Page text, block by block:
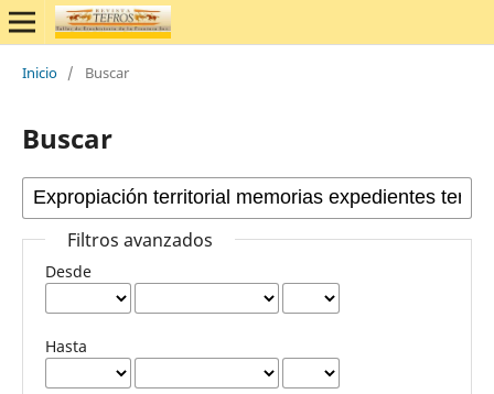
Inicio / Buscar
Buscar
Filtros avanzados
Desde
Hasta